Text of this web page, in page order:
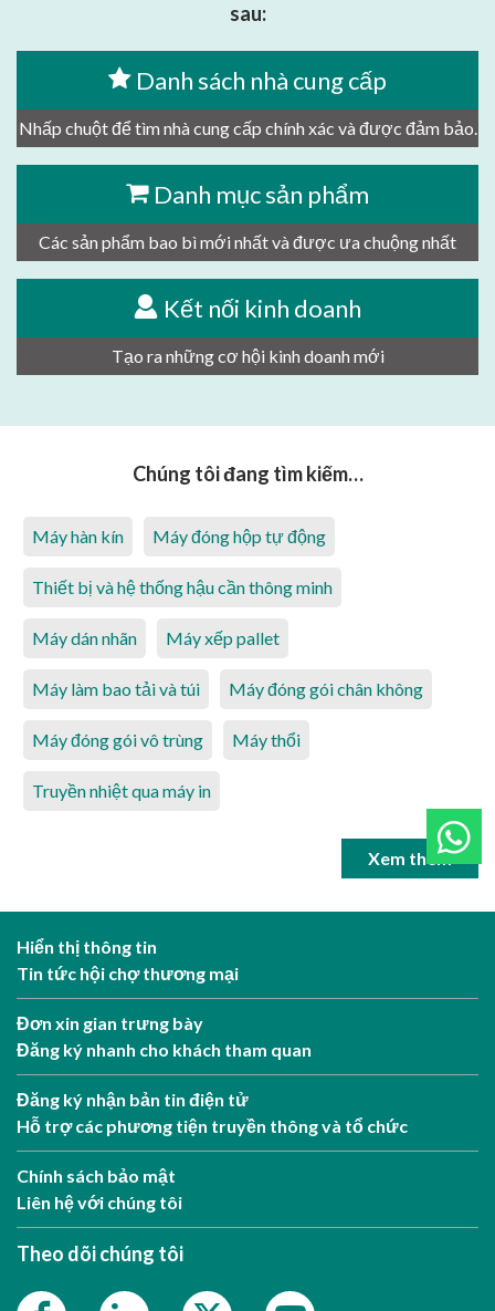
sau:
Danh sách nhà cung cấp
Nhấp chuột để tìm nhà cung cấp chính xác và được đảm bảo.
Danh mục sản phẩm
Các sản phẩm bao bì mới nhất và được ưa chuộng nhất
Kết nối kinh doanh
Tạo ra những cơ hội kinh doanh mới
Chúng tôi đang tìm kiếm…
Máy hàn kín Máy đóng hộp tự động
Thiết bị và hệ thống hậu cần thông minh
Máy dán nhãn Máy xếp pallet
Máy làm bao tải và túi Máy đóng gói chân không
Máy đóng gói vô trùng Máy thổi
Truyền nhiệt qua máy in
Xem thêm
Hiển thị thông tin
Tin tức hội chợ thương mại
Đơn xin gian trưng bày
Đăng ký nhanh cho khách tham quan
Đăng ký nhận bản tin điện tử
Hỗ trợ các phương tiện truyền thông và tổ chức
Chính sách bảo mật
Liên hệ với chúng tôi
Theo dõi chúng tôi